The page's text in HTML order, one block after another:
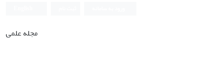
مجله علمی